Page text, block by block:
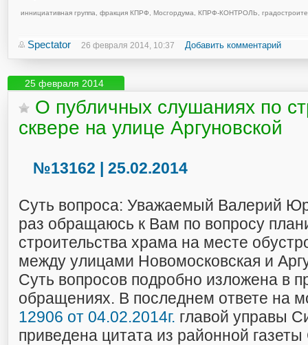
иннициативная группа фракция КПРФ Мосгордума КПРФ-КОНТРОЛЬ
Spectator 26 февраля 2014, 10:37 Добавить комментарий
25 февраля 2014
О публичных слушаниях по
сквере на улице Аргуновской
№13162 | 25.02.2014
Суть вопроса: Уважаемый Валерий
раз обращаюсь к Вам по вопросу
строительства храма на месте
между улицами Новомосковская и
Суть вопросов подробно изложена в
обращениях. В последнем ответе на
12906 от 04.02.2014г. главой управы
приведена цитата из районной